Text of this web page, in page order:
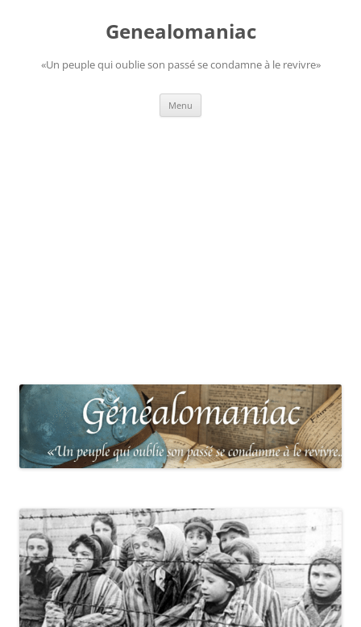
Genealomaniac
«Un peuple qui oublie son passé se condamne à le revivre»
Menu